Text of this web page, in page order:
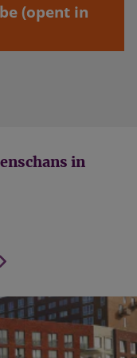
(opent in
in